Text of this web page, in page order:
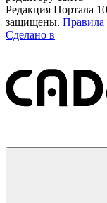
Редакция Портала
защищены. Правила
Сделано в